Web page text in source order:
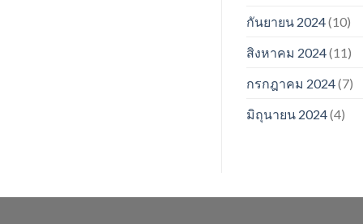
กันยายน 2024(10)
สิงหาคม 2024(11)
กรกฎาคม 2024(7)
มิถุนายน 2024(4)